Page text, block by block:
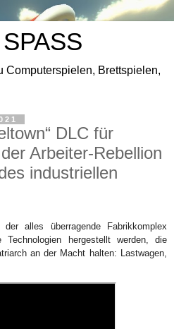
Computerspielen, Brettspielen,
DLC für
Arbeiter-Rebellion
industriellen
alles überragende Fabrikkomplex
hergestellt werden, die
an der Macht halten: Lastwagen,